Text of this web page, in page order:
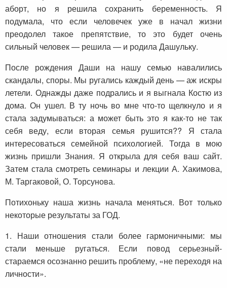
аборт, но я решила сохранить беременность. Я
подумала, что если человечек уже в начал жизни
преодолел такое препятствие, то это будет очень
сильный человек — решила — и родила Дашульку.
После рождения Даши на нашу семью навалились
скандалы, споры. Мы ругались каждый день — аж искры
летели. Однажды даже подрались и я выгнала Костю из
дома. Он ушел. В ту ночь во мне что-то щелкнуло и я
стала задумываться: а может быть это я как-то не так
себя веду, если вторая семья рушится?? Я стала
интересоваться семейной психологией. Тогда в мою
жизнь пришли Знания. Я открыла для себя ваш сайт.
Затем стала смотреть семинары и лекции А. Хакимова,
М. Таргаковой, О. Торсунова.
Потихоньку наша жизнь начала меняться. Вот только
некоторые результаты за ГОД.
1. Наши отношения стали более гармоничными: мы
стали меньше ругаться. Если повод серьезный-
стараемся осознанно решить проблему, «не переходя на
личности».